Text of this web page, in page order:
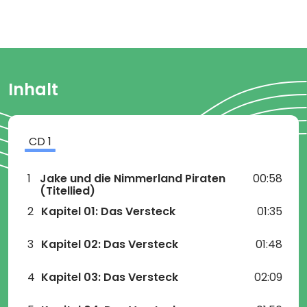
Inhalt
CD1
1 Jake und die Nimmerland Piraten
(Titellied)
00:58
2 Kapitel 01: Das Versteck 01:35
3 Kapitel 02: Das Versteck 01:48
4 Kapitel 03: Das Versteck 02:09